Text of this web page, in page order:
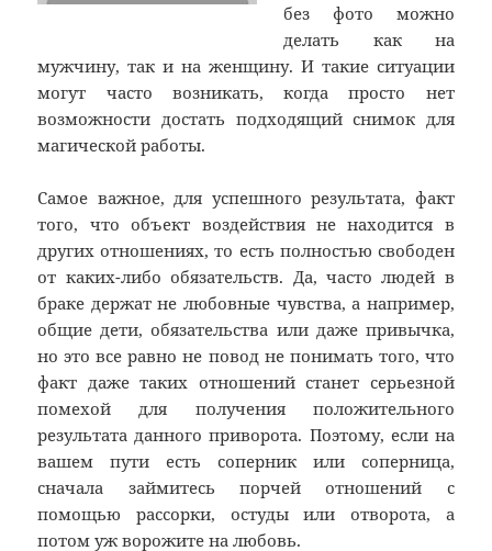
без фото можно
делать как на
мужчину, так и на женщину. И такие ситуации
могут часто возникать, когда просто нет
возможности достать подходящий снимок для
магической работы.
Самое важное, для успешного результата, факт
того, что объект воздействия не находится в
других отношениях, то есть полностью свободен
от каких-либо обязательств. Да, часто людей в
браке держат не любовные чувства, а например,
общие дети, обязательства или даже привычка,
но это все равно не повод не понимать того, что
факт даже таких отношений станет серьезной
помехой для получения положительного
результата данного приворота. Поэтому, если на
вашем пути есть соперник или соперница,
сначала займитесь порчей отношений с
помощью рассорки, остуды или отворота, а
потом уж ворожите на любовь.